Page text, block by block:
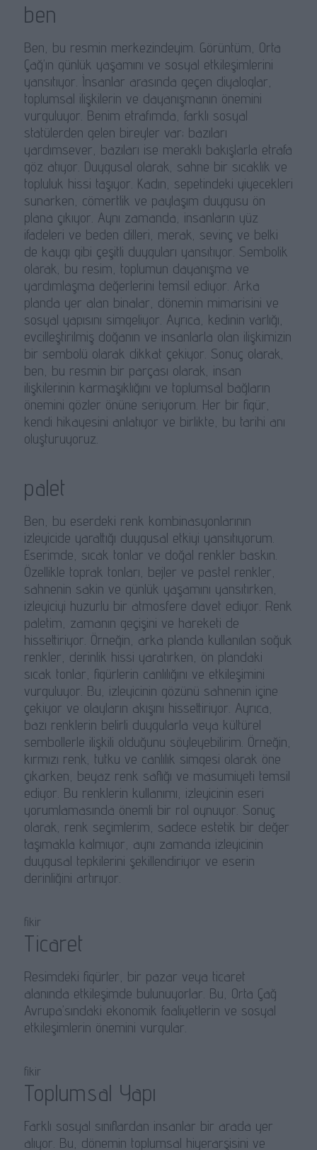
ben
Ben, bu resmin merkezindeyim. Görüntüm, Orta
Çağ’ın günlük yaşamını ve sosyal etkileşimlerini
yansıtıyor. İnsanlar arasında geçen diyaloglar,
toplumsal ilişkilerin ve dayanışmanın önemini
vurguluyor. Benim etrafımda, farklı sosyal
statülerden gelen bireyler var; bazıları
yardımsever, bazıları ise meraklı bakışlarla etrafa
göz atıyor. Duygusal olarak, sahne bir sıcaklık ve
topluluk hissi taşıyor. Kadın, sepetindeki yiyecekleri
sunarken, cömertlik ve paylaşım duygusu ön
plana çıkıyor. Aynı zamanda, insanların yüz
ifadeleri ve beden dilleri, merak, sevinç ve belki
de kaygı gibi çeşitli duyguları yansıtıyor. Sembolik
olarak, bu resim, toplumun dayanışma ve
yardımlaşma değerlerini temsil ediyor. Arka
planda yer alan binalar, dönemin mimarisini ve
sosyal yapısını simgeliyor. Ayrıca, kedinin varlığı,
evcilleştirilmiş doğanın ve insanlarla olan ilişkimizin
bir sembolü olarak dikkat çekiyor. Sonuç olarak,
ben, bu resmin bir parçası olarak, insan
ilişkilerinin karmaşıklığını ve toplumsal bağların
önemini gözler önüne seriyorum. Her bir figür,
kendi hikayesini anlatıyor ve birlikte, bu tarihi anı
oluşturuyoruz.
palet
Ben, bu eserdeki renk kombinasyonlarının
izleyicide yarattığı duygusal etkiyi yansıtıyorum.
Eserimde, sıcak tonlar ve doğal renkler baskın.
Özellikle toprak tonları, bejler ve pastel renkler,
sahnenin sakin ve günlük yaşamını yansıtırken,
izleyiciyi huzurlu bir atmosfere davet ediyor. Renk
paletim, zamanın geçişini ve hareketi de
hissettiriyor. Örneğin, arka planda kullanılan soğuk
renkler, derinlik hissi yaratırken, ön plandaki
sıcak tonlar, figürlerin canlılığını ve etkileşimini
vurguluyor. Bu, izleyicinin gözünü sahnenin içine
çekiyor ve olayların akışını hissettiriyor. Ayrıca,
bazı renklerin belirli duygularla veya kültürel
sembollerle ilişkili olduğunu söyleyebilirim. Örneğin,
kırmızı renk, tutku ve canlılık simgesi olarak öne
çıkarken, beyaz renk saflığı ve masumiyeti temsil
ediyor. Bu renklerin kullanımı, izleyicinin eseri
yorumlamasında önemli bir rol oynuyor. Sonuç
olarak, renk seçimlerim, sadece estetik bir değer
taşımakla kalmıyor, aynı zamanda izleyicinin
duygusal tepkilerini şekillendiriyor ve eserin
derinliğini artırıyor.
fikir
Ticaret
Resimdeki figürler, bir pazar veya ticaret
alanında etkileşimde bulunuyorlar. Bu, Orta Çağ
Avrupa’sındaki ekonomik faaliyetlerin ve sosyal
etkileşimlerin önemini vurgular.
fikir
Toplumsal Yapı
Farklı sosyal sınıflardan insanlar bir arada yer
alıyor. Bu, dönemin toplumsal hiyerarşisini ve